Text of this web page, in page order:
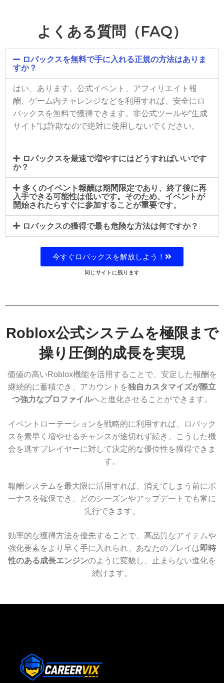
よくある質問（FAQ）
ロバックスを無料で手に入れる正規の方法はありま
すか？
はい、あります。公式イベント、アフィリエイト報
酬、ゲーム内チャレンジなどを利用すれば、安全にロ
バックスを無料で獲得できます。非公式ツールや“生成
サイト”は詐欺なので絶対に使用しないでください。
ロバックスを最速で増やすにはどうすればいいです
か？
多くのイベント報酬は期間限定であり、終了後に再
入手できる可能性は低いです。そのため、イベントが
開始されたらすぐに参加することが重要です。
ロバックスの獲得で最も危険な方法は何ですか？
今すぐロバックスを解放しよう！
同じサイトに残ります
Roblox公式システムを極限まで
操り圧倒的成長を実現
価値の高いRoblox機能を活用することで、安定した報酬を
継続的に蓄積でき、アカウントを独自カスタマイズが際立
つ強力なプロファイルへと進化させることができます。
イベントローテーションを戦略的に利用すれば、ロバック
スを素早く増やせるチャンスが途切れず続き、こうした機
会を逃すプレイヤーに対して決定的な優位性を獲得できま
す。
報酬システムを最大限に活用すれば、消えてしまう前にボ
ーナスを確保でき、どのシーズンやアップデートでも常に
先行できます。
効率的な獲得方法を優先することで、高品質なアイテムや
強化要素をより早く手に入れられ、あなたのプレイは 即時
性のある成長エンジンのように変貌し、止まらない進化を
続けます。